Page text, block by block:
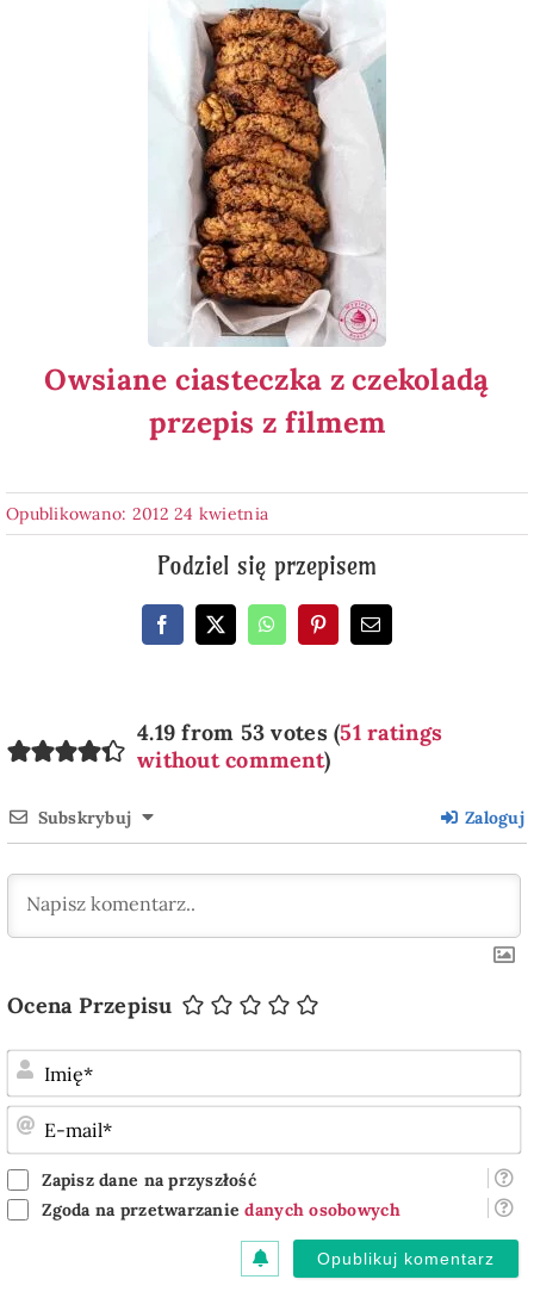
Owsiane ciasteczka z czekoladą
przepis z filmem
Opublikowano: 2012 24 kwietnia
Podziel się przepisem
4.19 from 53 votes (51 ratings
without comment)
Subskrybuj Zaloguj
Ocena Przepisu
Zapisz dane na przyszłość
Zgoda na przetwarzaniedanych osobowych